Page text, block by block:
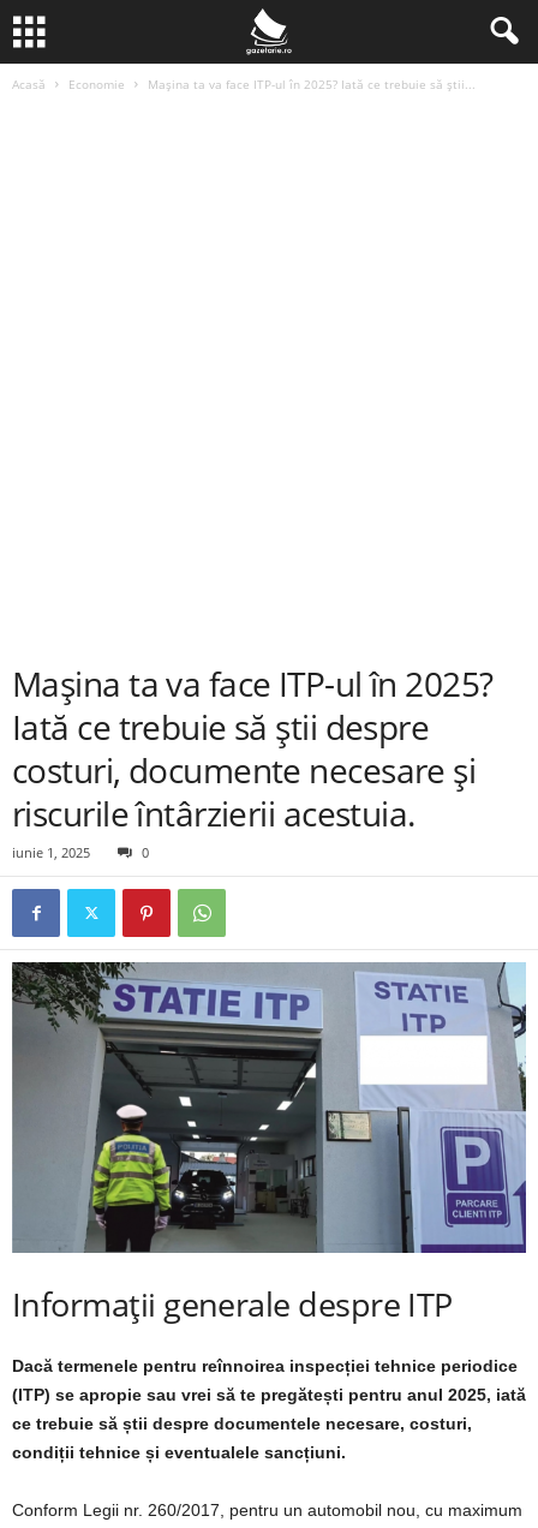
Acasă Economie Mașina ta va face ITP-ul în 2025? Iată ce trebuie să știi...
Mașina ta va face ITP-ul în 2025?
Iată ce trebuie să știi despre
costuri, documente necesare și
riscurile întârzierii acestuia.
iunie 1, 2025 0
Informații generale despre ITP
Dacă termenele pentru reînnoirea inspecției tehnice periodice
(ITP) se apropie sau vrei să te pregătești pentru anul 2025, iată
ce trebuie să știi despre documentele necesare, costuri,
condiții tehnice și eventualele sancțiuni.
Conform Legii nr. 260/2017, pentru un automobil nou, cu maximum